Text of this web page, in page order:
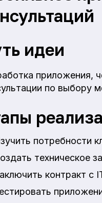
идеи
приложения,
по выбору
потребности
техническое
контракт с